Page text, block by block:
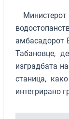
амбасадорот
Табановце,
изградбата
станица,
интегрирано